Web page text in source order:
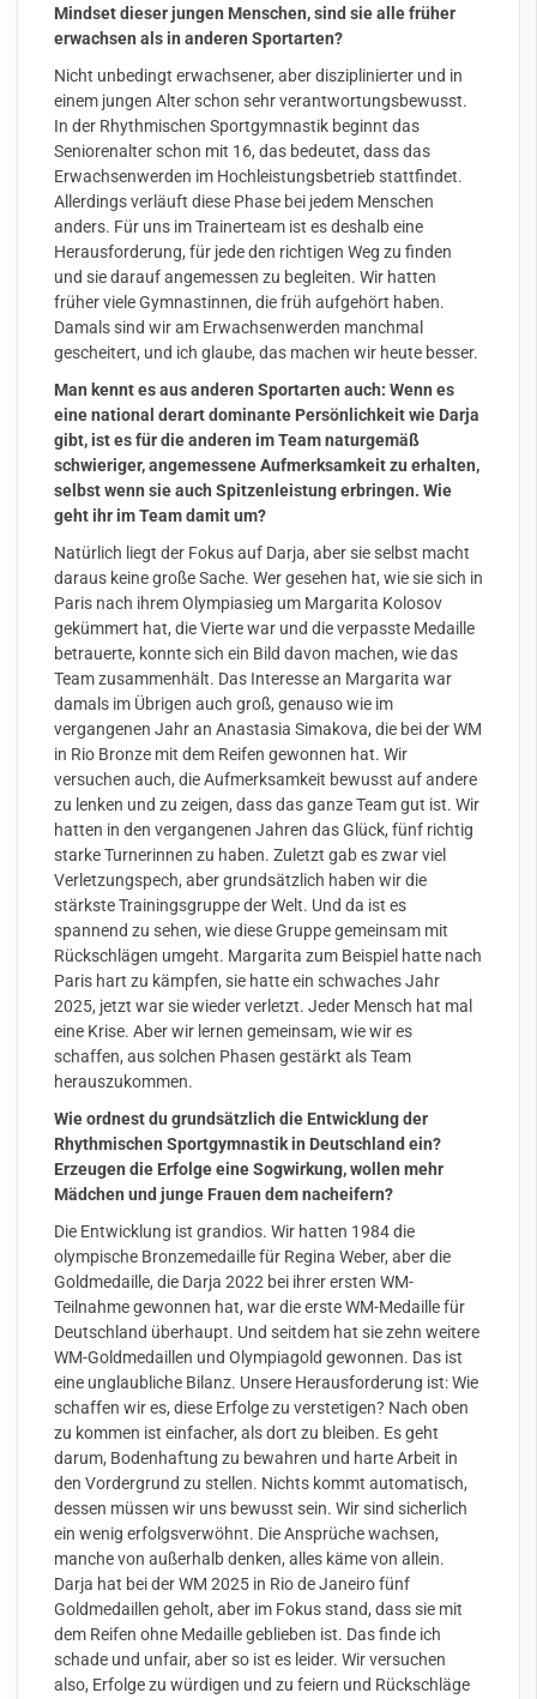
Mindset dieser jungen Menschen, sind sie alle früher
erwachsen als in anderen Sportarten?
Nicht unbedingt erwachsener, aber disziplinierter und in
einem jungen Alter schon sehr verantwortungsbewusst.
In der Rhythmischen Sportgymnastik beginnt das
Seniorenalter schon mit 16, das bedeutet, dass das
Erwachsenwerden im Hochleistungsbetrieb stattfindet.
Allerdings verläuft diese Phase bei jedem Menschen
anders. Für uns im Trainerteam ist es deshalb eine
Herausforderung, für jede den richtigen Weg zu finden
und sie darauf angemessen zu begleiten. Wir hatten
früher viele Gymnastinnen, die früh aufgehört haben.
Damals sind wir am Erwachsenwerden manchmal
gescheitert, und ich glaube, das machen wir heute besser.
Man kennt es aus anderen Sportarten auch: Wenn es
eine national derart dominante Persönlichkeit wie Darja
gibt, ist es für die anderen im Team naturgemäß
schwieriger, angemessene Aufmerksamkeit zu erhalten,
selbst wenn sie auch Spitzenleistung erbringen. Wie
geht ihr im Team damit um?
Natürlich liegt der Fokus auf Darja, aber sie selbst macht
daraus keine große Sache. Wer gesehen hat, wie sie sich in
Paris nach ihrem Olympiasieg um Margarita Kolosov
gekümmert hat, die Vierte war und die verpasste Medaille
betrauerte, konnte sich ein Bild davon machen, wie das
Team zusammenhält. Das Interesse an Margarita war
damals im Übrigen auch groß, genauso wie im
vergangenen Jahr an Anastasia Simakova, die bei der WM
in Rio Bronze mit dem Reifen gewonnen hat. Wir
versuchen auch, die Aufmerksamkeit bewusst auf andere
zu lenken und zu zeigen, dass das ganze Team gut ist. Wir
hatten in den vergangenen Jahren das Glück, fünf richtig
starke Turnerinnen zu haben. Zuletzt gab es zwar viel
Verletzungspech, aber grundsätzlich haben wir die
stärkste Trainingsgruppe der Welt. Und da ist es
spannend zu sehen, wie diese Gruppe gemeinsam mit
Rückschlägen umgeht. Margarita zum Beispiel hatte nach
Paris hart zu kämpfen, sie hatte ein schwaches Jahr
2025, jetzt war sie wieder verletzt. Jeder Mensch hat mal
eine Krise. Aber wir lernen gemeinsam, wie wir es
schaffen, aus solchen Phasen gestärkt als Team
herauszukommen.
Wie ordnest du grundsätzlich die Entwicklung der
Rhythmischen Sportgymnastik in Deutschland ein?
Erzeugen die Erfolge eine Sogwirkung, wollen mehr
Mädchen und junge Frauen dem nacheifern?
Die Entwicklung ist grandios. Wir hatten 1984 die
olympische Bronzemedaille für Regina Weber, aber die
Goldmedaille, die Darja 2022 bei ihrer ersten WM-
Teilnahme gewonnen hat, war die erste WM-Medaille für
Deutschland überhaupt. Und seitdem hat sie zehn weitere
WM-Goldmedaillen und Olympiagold gewonnen. Das ist
eine unglaubliche Bilanz. Unsere Herausforderung ist: Wie
schaffen wir es, diese Erfolge zu verstetigen? Nach oben
zu kommen ist einfacher, als dort zu bleiben. Es geht
darum, Bodenhaftung zu bewahren und harte Arbeit in
den Vordergrund zu stellen. Nichts kommt automatisch,
dessen müssen wir uns bewusst sein. Wir sind sicherlich
ein wenig erfolgsverwöhnt. Die Ansprüche wachsen,
manche von außerhalb denken, alles käme von allein.
Darja hat bei der WM 2025 in Rio de Janeiro fünf
Goldmedaillen geholt, aber im Fokus stand, dass sie mit
dem Reifen ohne Medaille geblieben ist. Das finde ich
schade und unfair, aber so ist es leider. Wir versuchen
also, Erfolge zu würdigen und zu feiern und Rückschläge